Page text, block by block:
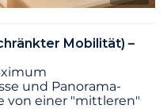
Mobilität) –
und Panorama-
von einer "mittleren"